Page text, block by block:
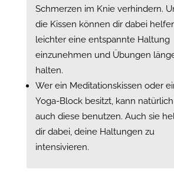
Schmerzen im Knie verhindern.
die Kissen können dir dabei
leichter eine entspannte Haltung
einzunehmen und Übungen
halten.
Wer ein Meditationskissen oder
Yoga-Block besitzt, kann natürlich
auch diese benutzen. Auch sie
dir dabei, deine Haltungen zu
intensivieren.